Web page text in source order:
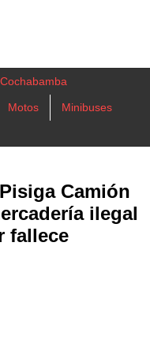
Cochabamba
Motos Minibuses
Camión
ilegal
fallece